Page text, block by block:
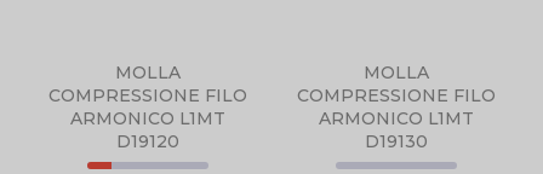
MOLLA
COMPRESSIONE FILO
ARMONICO L1MT
D19120
MOLLA
COMPRESSIONE FILO
ARMONICO L1MT
D19130